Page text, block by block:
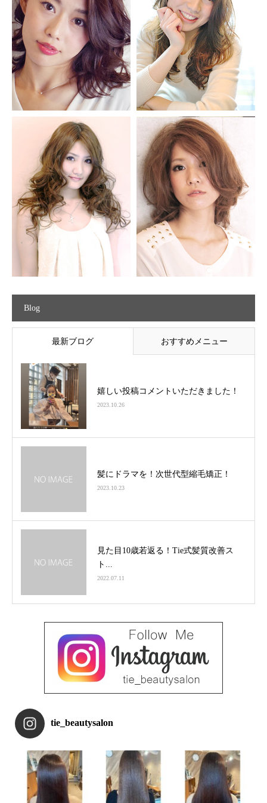
Blog
最新ブログ おすすめメニュー
嬉しい投稿コメントいただきました！
2023.10.26
髪にドラマを！次世代型縮毛矯正！
2023.10.23
見た目10歳若返る！Tie式髪質改善ス
ト...
2022.07.11
tie_beautysalon